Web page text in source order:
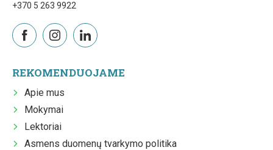
+370 5 263 9922
REKOMENDUOJAME
Apie mus
Mokymai
Lektoriai
Asmens duomenų tvarkymo politika